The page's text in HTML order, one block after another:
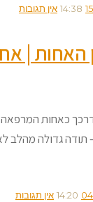
14:38 אין תגובות
כאחות המרפאה
תודה גדולה מהלב
14:20 אין תגובות